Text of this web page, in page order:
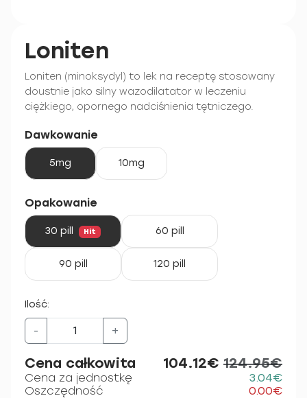
Loniten
Loniten (minoksydyl) to lek na receptę stosowany
doustnie jako silny wazodilatator w leczeniu
ciężkiego, opornego nadciśnienia tętniczego.
Dawkowanie
5mg 10mg
Opakowanie
30 pill Hit 60 pill
90 pill 120 pill
Ilość:
- +
Cena całkowita 104.12€ 124.95€
Cena za jednostkę
3.04€
Oszczędność
0.00€